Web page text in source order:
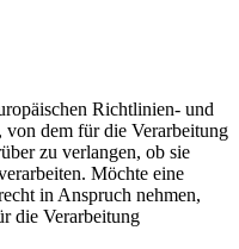
Richtlinien- und
von dem für die Verarbeitung
zu verlangen, ob sie
Möchte eine
in Anspruch nehmen,
die Verarbeitung